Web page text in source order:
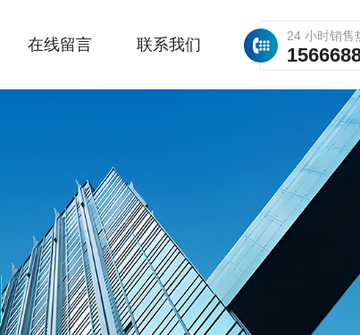
24 小时销售
在线留言 联系我们